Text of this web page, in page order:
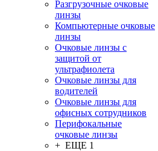
Разгрузочные очковые
линзы
Компьютерные очковые
линзы
Очковые линзы с
защитой от
ультрафиолета
Очковые линзы для
водителей
Очковые линзы для
офисных сотрудников
Перифокальные
очковые линзы
+ ЕЩЕ 1